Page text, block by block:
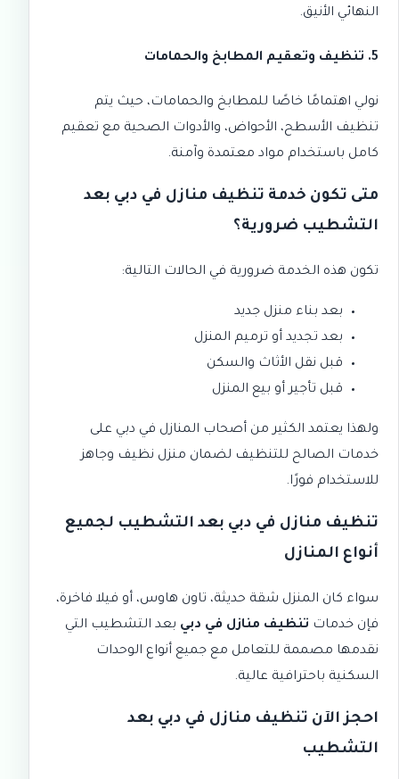
النهائي الأنيق.
5. تنظيف وتعقيم المطابخ والحمامات
نولي اهتمامًا خاصًا للمطابخ والحمامات، حيث يتم
تنظيف الأسطح، الأحواض، والأدوات الصحية مع تعقيم
كامل باستخدام مواد معتمدة وآمنة.
متى تكون خدمة تنظيف منازل في دبي بعد
التشطيب ضرورية؟
تكون هذه الخدمة ضرورية في الحالات التالية:
بعد بناء منزل جديد
بعد تجديد أو ترميم المنزل
قبل نقل الأثاث والسكن
قبل تأجير أو بيع المنزل
ولهذا يعتمد الكثير من أصحاب المنازل في دبي على
خدمات الصالح للتنظيف لضمان منزل نظيف وجاهز
للاستخدام فورًا.
تنظيف منازل في دبي بعد التشطيب لجميع
أنواع المنازل
سواء كان المنزل شقة حديثة، تاون هاوس، أو فيلا فاخرة،
فإن خدمات تنظيف منازل في دبي بعد التشطيب التي
نقدمها مصممة للتعامل مع جميع أنواع الوحدات
السكنية باحترافية عالية.
احجز الآن تنظيف منازل في دبي بعد
التشطيب